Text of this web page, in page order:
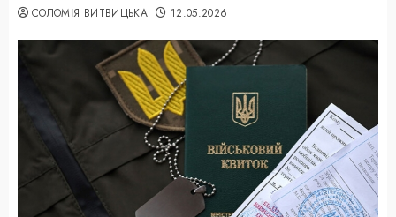
СОЛОМІЯ ВИТВИЦЬКА 12.05.2026